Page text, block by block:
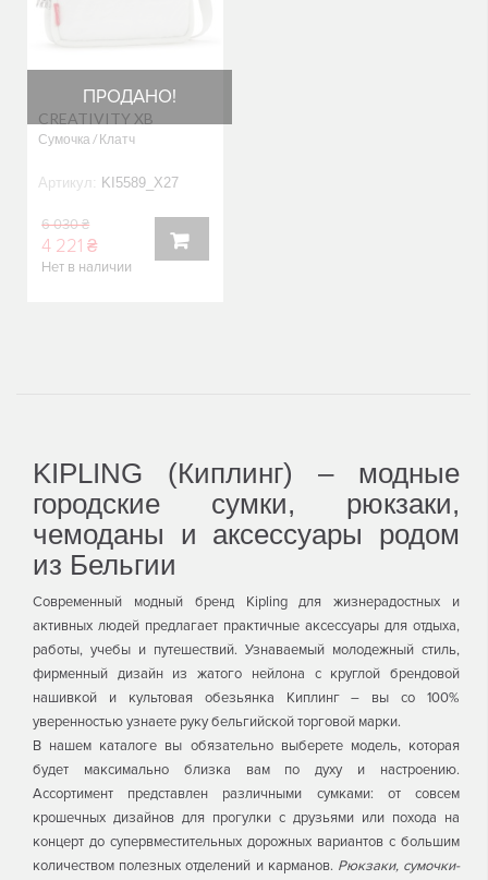
ПРОДАНО!
CREATIVITY XB
Сумочка / Клатч
Артикул: KI5589_X27
6 030 ₴
4 221 ₴
Нет в наличии
KIPLING (Киплинг) – модные
городские сумки, рюкзаки,
чемоданы и аксессуары родом
из Бельгии
Современный модный бренд Kipling для жизнерадостных и
активных людей предлагает практичные аксессуары для отдыха,
работы, учебы и путешествий. Узнаваемый молодежный стиль,
фирменный дизайн из жатого нейлона с круглой брендовой
нашивкой и культовая обезьянка Киплинг – вы со 100%
уверенностью узнаете руку бельгийской торговой марки.
В нашем каталоге вы обязательно выберете модель, которая
будет максимально близка вам по духу и настроению.
Ассортимент представлен различными сумками: от совсем
крошечных дизайнов для прогулки с друзьями или похода на
концерт до супервместительных дорожных вариантов с большим
количеством полезных отделений и карманов. Рюкзаки, сумочки-